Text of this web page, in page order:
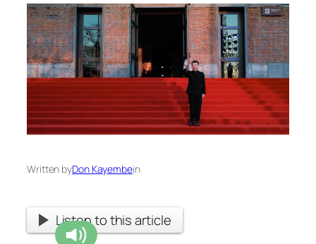
Written byDon Kayembein
Listen to this article